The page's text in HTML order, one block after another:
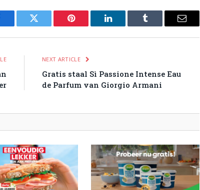
Twitter Pinterest LinkedIn Tumblr Email
NEXT ARTICLE
Gratis staal Sì Passione Intense Eau
de Parfum van Giorgio Armani